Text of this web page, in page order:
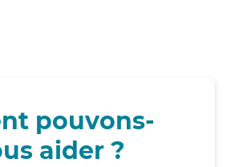
pouvons-
aider ?